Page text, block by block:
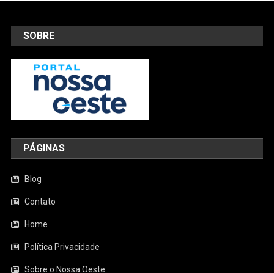
SOBRE
PÁGINAS
Blog
Contato
Home
Política Privacidade
Sobre o Nossa Oeste